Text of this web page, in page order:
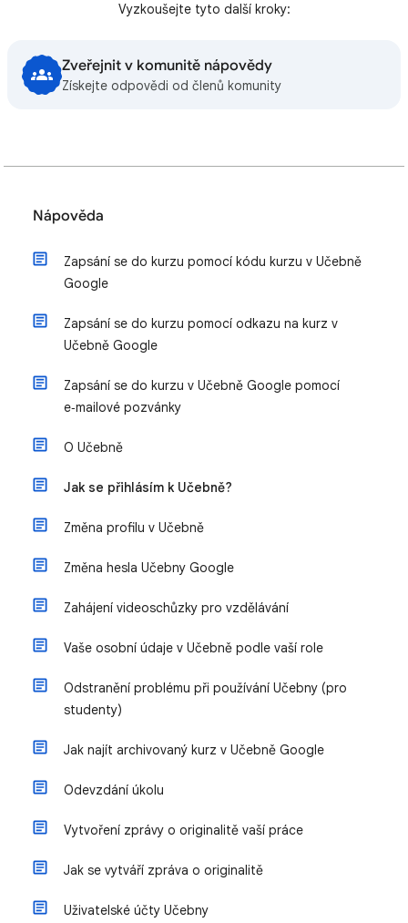
Vyzkoušejte tyto další kroky:
Zveřejnit v komunitě nápovědy
Získejte odpovědi od členů komunity
Nápověda
Zapsání se do kurzu pomocí kódu kurzu v Učebně
Google
Zapsání se do kurzu pomocí odkazu na kurz v
Učebně Google
Zapsání se do kurzu v Učebně Google pomocí
e‑mailové pozvánky
O Učebně
Jak se přihlásím k Učebně?
Změna profilu v Učebně
Změna hesla Učebny Google
Zahájení videoschůzky pro vzdělávání
Vaše osobní údaje v Učebně podle vaší role
Odstranění problému při používání Učebny (pro
studenty)
Jak najít archivovaný kurz v Učebně Google
Odevzdání úkolu
Vytvoření zprávy o originalitě vaší práce
Jak se vytváří zpráva o originalitě
Uživatelské účty Učebny